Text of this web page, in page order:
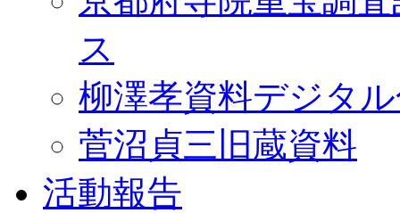
ス
柳澤孝資料デジタ
菅沼貞三旧蔵資料
活動報告